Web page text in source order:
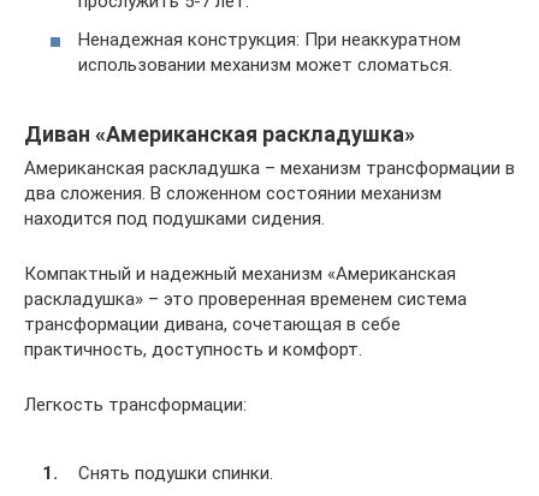
Ненадежная конструкция: При неаккуратном
использовании механизм может сломаться.
Диван «Американская раскладушка»
Американская раскладушка – механизм трансформации в
два сложения. В сложенном состоянии механизм
находится под подушками сидения.
Компактный и надежный механизм «Американская
раскладушка» – это проверенная временем система
трансформации дивана, сочетающая в себе
практичность, доступность и комфорт.
Легкость трансформации:
Снять подушки спинки.